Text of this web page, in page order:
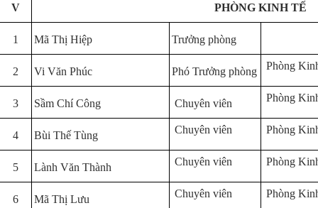
V PHÒNG KINH TẾ
1 Mã Thị Hiệp Trưởng phòng
2 Vi Văn Phúc Phó Trưởng phòng Phòng
3 Sầm Chí Công Chuyên viên Phòng
4 Bùi Thế Tùng Chuyên viên Phòng
5 Lành Văn Thành Chuyên viên Phòng
6 Mã Thị Lưu Chuyên viên Phòng